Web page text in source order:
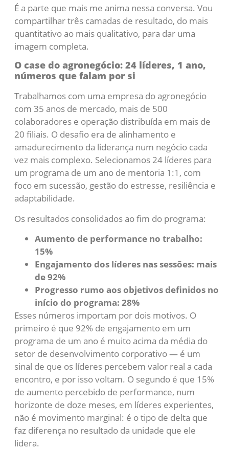
É a parte que mais me anima nessa conversa. Vou
compartilhar três camadas de resultado, do mais
quantitativo ao mais qualitativo, para dar uma
imagem completa.
O case do agronegócio: 24 líderes, 1 ano,
números que falam por si
Trabalhamos com uma empresa do agronegócio
com 35 anos de mercado, mais de 500
colaboradores e operação distribuída em mais de
20 filiais. O desafio era de alinhamento e
amadurecimento da liderança num negócio cada
vez mais complexo. Selecionamos 24 líderes para
um programa de um ano de mentoria 1:1, com
foco em sucessão, gestão do estresse, resiliência e
adaptabilidade.
Os resultados consolidados ao fim do programa:
Aumento de performance no trabalho:
15%
Engajamento dos líderes nas sessões: mais
de 92%
Progresso rumo aos objetivos definidos no
início do programa: 28%
Esses números importam por dois motivos. O
primeiro é que 92% de engajamento em um
programa de um ano é muito acima da média do
setor de desenvolvimento corporativo — é um
sinal de que os líderes percebem valor real a cada
encontro, e por isso voltam. O segundo é que 15%
de aumento percebido de performance, num
horizonte de doze meses, em líderes experientes,
não é movimento marginal: é o tipo de delta que
faz diferença no resultado da unidade que ele
lidera.